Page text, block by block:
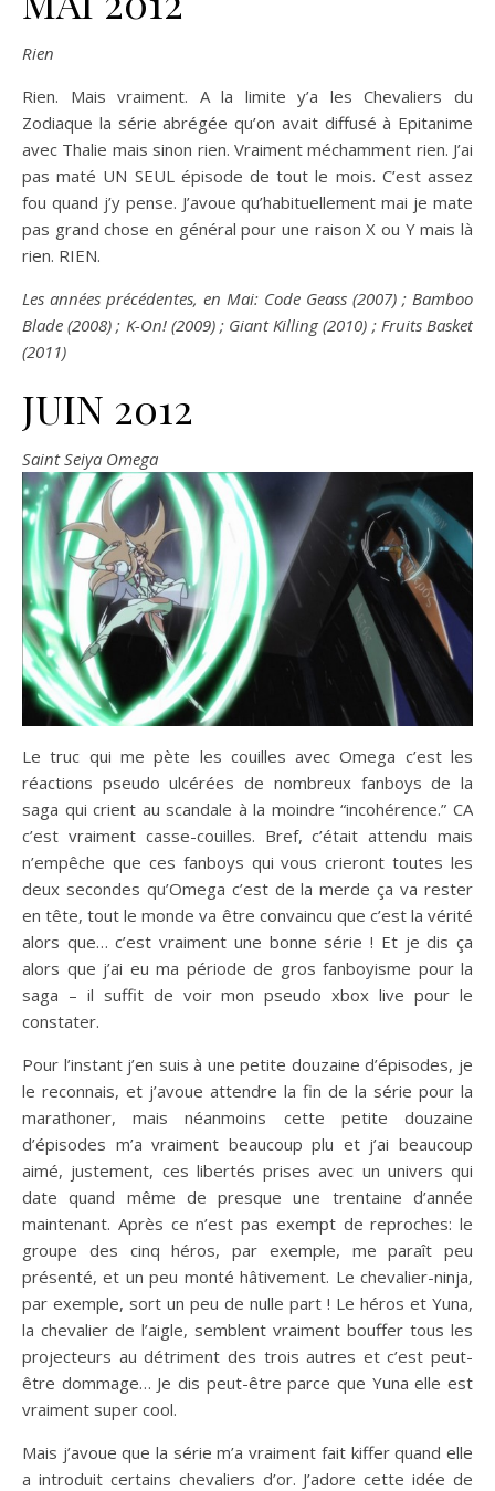
Rien
Rien. Mais vraiment. A la limite y’a les Chevaliers du
Zodiaque la série abrégée qu’on avait diffusé à Epitanime
avec Thalie mais sinon rien. Vraiment méchamment rien. J’ai
pas maté UN SEUL épisode de tout le mois. C’est assez
fou quand j’y pense. J’avoue qu’habituellement mai je mate
pas grand chose en général pour une raison X ou Y mais là
rien. RIEN.
Les années précédentes, en Mai: Code Geass (2007) ; Bamboo
Blade (2008) ; K-On! (2009) ; Giant Killing (2010) ; Fruits Basket
(2011)
JUIN 2012
Saint Seiya Omega
Le truc qui me pète les couilles avec Omega c’est les
réactions pseudo ulcérées de nombreux fanboys de la
saga qui crient au scandale à la moindre “incohérence.” CA
c’est vraiment casse-couilles. Bref, c’était attendu mais
n’empêche que ces fanboys qui vous crieront toutes les
deux secondes qu’Omega c’est de la merde ça va rester
en tête, tout le monde va être convaincu que c’est la vérité
alors que… c’est vraiment une bonne série ! Et je dis ça
alors que j’ai eu ma période de gros fanboyisme pour la
saga – il suffit de voir mon pseudo xbox live pour le
constater.
Pour l’instant j’en suis à une petite douzaine d’épisodes, je
le reconnais, et j’avoue attendre la fin de la série pour la
marathoner, mais néanmoins cette petite douzaine
d’épisodes m’a vraiment beaucoup plu et j’ai beaucoup
aimé, justement, ces libertés prises avec un univers qui
date quand même de presque une trentaine d’année
maintenant. Après ce n’est pas exempt de reproches: le
groupe des cinq héros, par exemple, me paraît peu
présenté, et un peu monté hâtivement. Le chevalier-ninja,
par exemple, sort un peu de nulle part ! Le héros et Yuna,
la chevalier de l’aigle, semblent vraiment bouffer tous les
projecteurs au détriment des trois autres et c’est peut-
être dommage… Je dis peut-être parce que Yuna elle est
vraiment super cool.
Mais j’avoue que la série m’a vraiment fait kiffer quand elle
a introduit certains chevaliers d’or. J’adore cette idée de